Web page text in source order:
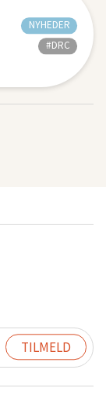
NYHEDER
#DRC